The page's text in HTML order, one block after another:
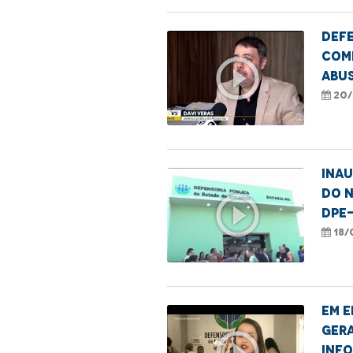
play_circle_outline
play_circle_outline
do
18/
Em